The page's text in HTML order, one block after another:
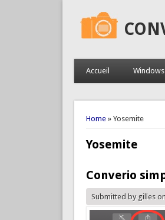
Accueil Windows
You are here
Home» Yosemite
Yosemite
Converio
Submitted by gilles